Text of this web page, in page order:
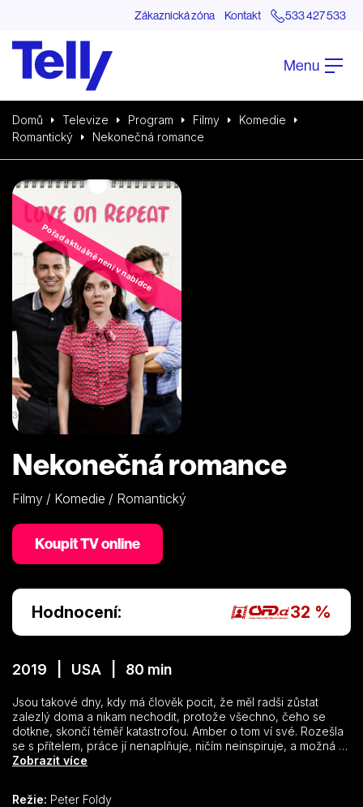
Zákaznická zóna Kontakt 533 427 533
Menu
Domů Televize Program Filmy
Komedie
Romantický
Nekonečná romance
Pořad aktuálně není v nabídce
Nekonečná romance
Filmy / Komedie / Romantický
Koupit TV online
Hodnocení: 32 %
2019 | USA | 80 min
Jsou takové dny, kdy má člověk pocit, že měl radši zůstat
zalezlý doma a nikam nechodit, protože všechno, čeho se
dotkne, skončí téměř katastrofou. Amber o tom ví své. Rozešla
se s přítelem, práce jí nenaplňuje, ničím neinspiruje, a možná i
o ni přijde. A další den se děje to samé, až zjistí, že se ocitla v
zamyslet, aby konala správně.
Zobrazit více
Režie: Peter Foldy